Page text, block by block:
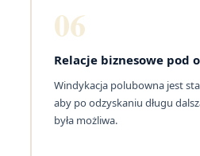
06
Relacje biznesowe pod
Windykacja polubowna jest
aby po odzyskaniu długu
była możliwa.